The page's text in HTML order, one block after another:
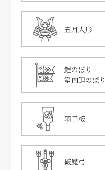
五月人形
鯉のぼり
室内鯉のぼり
羽子板
破魔弓